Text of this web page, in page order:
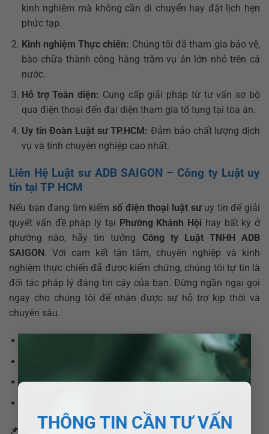
THÔNG TIN CẦN TƯ VẤN
×
kinh nghiệm mà không cần di chuyển hay đặt lịch hẹn
phức tạp.
Kinh nghiệm Thực chiến: Chúng tôi đã tham gia bảo vệ,
bào chữa thành công hàng trăm vụ án lớn nhỏ trên cả
nước.
Hỗ trợ Toàn diện: Cung cấp giải pháp từ tư vấn sơ bộ
qua điện thoại đến đại diện tham gia tố tụng tại tòa án.
Uy tín Đoàn Luật sư TP.HCM: Đảm bảo chất lượng dịch
vụ và tính chuyên nghiệp cao nhất.
Liên Hệ Luật sư ADB SAIGON – Công ty Luật uy
tín tại TP HCM
Nếu bạn đang tìm kiếmsố điện thoại luật sưuy tín để giải
quyết vấn đề pháp lý tại Phường Khánh Hội hay bất kỳ ở
phường nào, hãy tin tưởng Công ty Luật TNHH ADB
SAIGON . Với cam kết tận tâm, chuyên nghiệp và kinh
nghiệm thực chiến đã được kiểm chứng, chúng tôi tự tin là
đối tác pháp lý đáng tin cậy của bạn. Đừng ngần ngại gọi
ngay cho chúng tôi để nhận được sự hỗ trợ kịp thời và
chuyên sâu.
Email:info@adbsaigon.com
📌 Xem thêm các bài viết liên quan: